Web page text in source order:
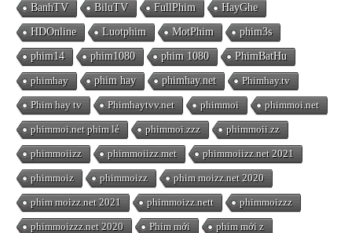
BanhTV BiluTV FullPhim HayGhe
HDOnline Luotphim MotPhim phim3s
phim14 phim1080 phim 1080 PhimBatHu
phimhay phim hay phimhay.net Phimhay.tv
Phim hay tv Phimhaytvv.net phimmoi phimmoi.net
phimmoi.net phim lẻ phimmoi.zzz phimmoii.zz
phimmoiizz phimmoiizz.met phimmoiizz.net 2021
phimmoiz phimmoizz phim moizz.net 2020
phim moizz.net 2021 phimmoizz.nett phimmoizzz
phimmoizzz.net 2020 Phim mới phim mới z